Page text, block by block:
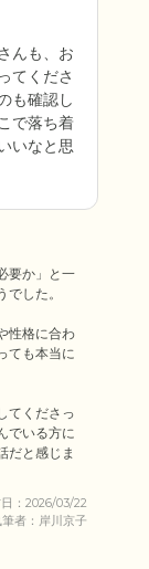
んも、お
てくださ
も確認し
で落ち着
いなと思
要か」と一
した。
性格に合わ
ても本当に
てくださっ
でいる方に
だと感じま
：2026/03/22
者：岸川京子